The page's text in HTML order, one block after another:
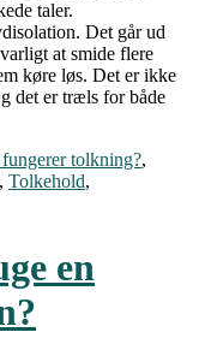
taler.
Det går ud
at smide flere
køre løs. Det er ikke
det er træls for både
tolkning?,
, Tolkehold,
en